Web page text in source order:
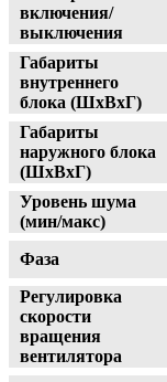
включения/
выключения
Габариты
внутреннего
блока (ШхВхГ)
Габариты
наружного блока
(ШхВхГ)
Уровень шума
(мин/макс)
Фаза
Регулировка
скорости
вращения
вентилятора